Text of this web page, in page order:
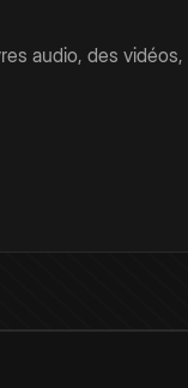
audio, des vidéos,